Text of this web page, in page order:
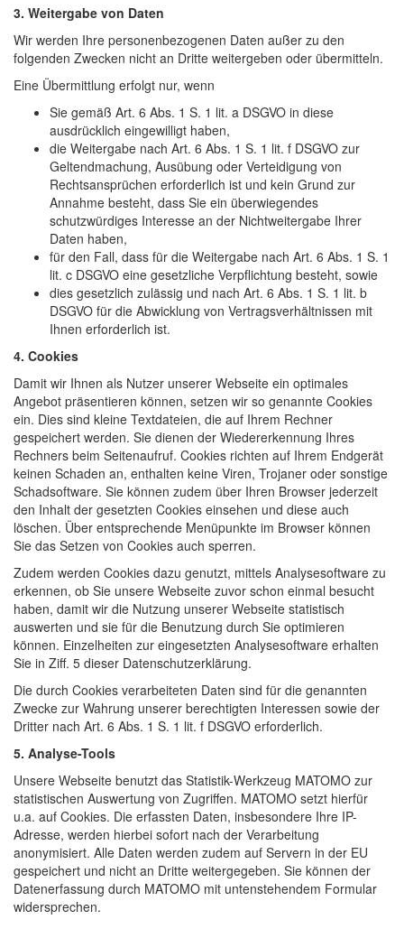
3. Weitergabe von Daten
Wir werden Ihre personenbezogenen Daten außer zu den
folgenden Zwecken nicht an Dritte weitergeben oder übermitteln.
Eine Übermittlung erfolgt nur, wenn
Sie gemäß Art. 6 Abs. 1 S. 1 lit. a DSGVO in diese
ausdrücklich eingewilligt haben,
die Weitergabe nach Art. 6 Abs. 1 S. 1 lit. f DSGVO zur
Geltendmachung, Ausübung oder Verteidigung von
Rechtsansprüchen erforderlich ist und kein Grund zur
Annahme besteht, dass Sie ein überwiegendes
schutzwürdiges Interesse an der Nichtweitergabe Ihrer
Daten haben,
für den Fall, dass für die Weitergabe nach Art. 6 Abs. 1 S. 1
lit. c DSGVO eine gesetzliche Verpflichtung besteht, sowie
dies gesetzlich zulässig und nach Art. 6 Abs. 1 S. 1 lit. b
DSGVO für die Abwicklung von Vertragsverhältnissen mit
Ihnen erforderlich ist.
4. Cookies
Damit wir Ihnen als Nutzer unserer Webseite ein optimales
Angebot präsentieren können, setzen wir so genannte Cookies
ein. Dies sind kleine Textdateien, die auf Ihrem Rechner
gespeichert werden. Sie dienen der Wiedererkennung Ihres
Rechners beim Seitenaufruf. Cookies richten auf Ihrem Endgerät
keinen Schaden an, enthalten keine Viren, Trojaner oder sonstige
Schadsoftware. Sie können zudem über Ihren Browser jederzeit
den Inhalt der gesetzten Cookies einsehen und diese auch
löschen. Über entsprechende Menüpunkte im Browser können
Sie das Setzen von Cookies auch sperren.
Zudem werden Cookies dazu genutzt, mittels Analysesoftware zu
erkennen, ob Sie unsere Webseite zuvor schon einmal besucht
haben, damit wir die Nutzung unserer Webseite statistisch
auswerten und sie für die Benutzung durch Sie optimieren
können. Einzelheiten zur eingesetzten Analysesoftware erhalten
Sie in Ziff. 5 dieser Datenschutzerklärung.
Die durch Cookies verarbeiteten Daten sind für die genannten
Zwecke zur Wahrung unserer berechtigten Interessen sowie der
Dritter nach Art. 6 Abs. 1 S. 1 lit. f DSGVO erforderlich.
5. Analyse-Tools
Unsere Webseite benutzt das Statistik-Werkzeug MATOMO zur
statistischen Auswertung von Zugriffen. MATOMO setzt hierfür
u.a. auf Cookies. Die erfassten Daten, insbesondere Ihre IP-
Adresse, werden hierbei sofort nach der Verarbeitung
anonymisiert. Alle Daten werden zudem auf Servern in der EU
gespeichert und nicht an Dritte weitergegeben. Sie können der
Datenerfassung durch MATOMO mit untenstehendem Formular
widersprechen.